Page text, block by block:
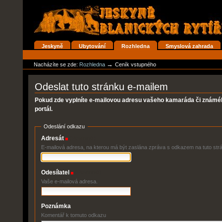
navigaci
Oddíly Jeskyně Ubytování Rozhledna
Smyslová zahrada
nástroje
Nacházíte se zde: Rozhledna →Ceník vstupného
Odeslat tuto stránku e-mailem
Pokud zde vyplníte e-mailovou adresu vašeho kamaráda či
portál.
Odeslání odkazu
Adresát
E-mailová adresa, na kterou má být zaslána zpráva s odkazem na tuto
Odesílatel
Vaše e-mailová adresa.
Poznámka
Komentář k tomuto odkazu